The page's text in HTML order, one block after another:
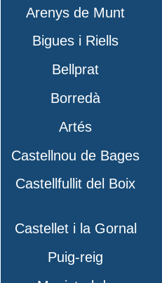
Arenys de Munt
Bigues i Riells
Bellprat
Borredà
Artés
Castellnou de Bages
Castellfullit del Boix
Castellet i la Gornal
Puig-reig